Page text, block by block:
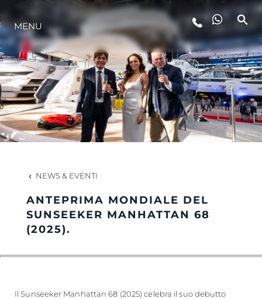
LIFESTYLE
INNOVAZIONE
L'AZIENDA
HERITAGE
VALUTA LA TUA IMBARCAZIONE
MENU
NEWS & EVENTI
ANTEPRIMA MONDIALE DEL
SUNSEEKER MANHATTAN 68
(2025).
Il Sunseeker Manhattan 68 (2025) celebra il suo debutto